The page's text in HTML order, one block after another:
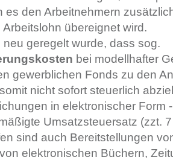
es den Arbeitnehmern
übereignet wird.
geregelt wurde, dass sog.
bei modellhafter
gewerblichen Fonds zu den
nicht sofort steuerlich
in elektronischer Form
Umsatzsteuersatz (zzt.
sind auch Bereitstellungen
elektronischen Büchern,